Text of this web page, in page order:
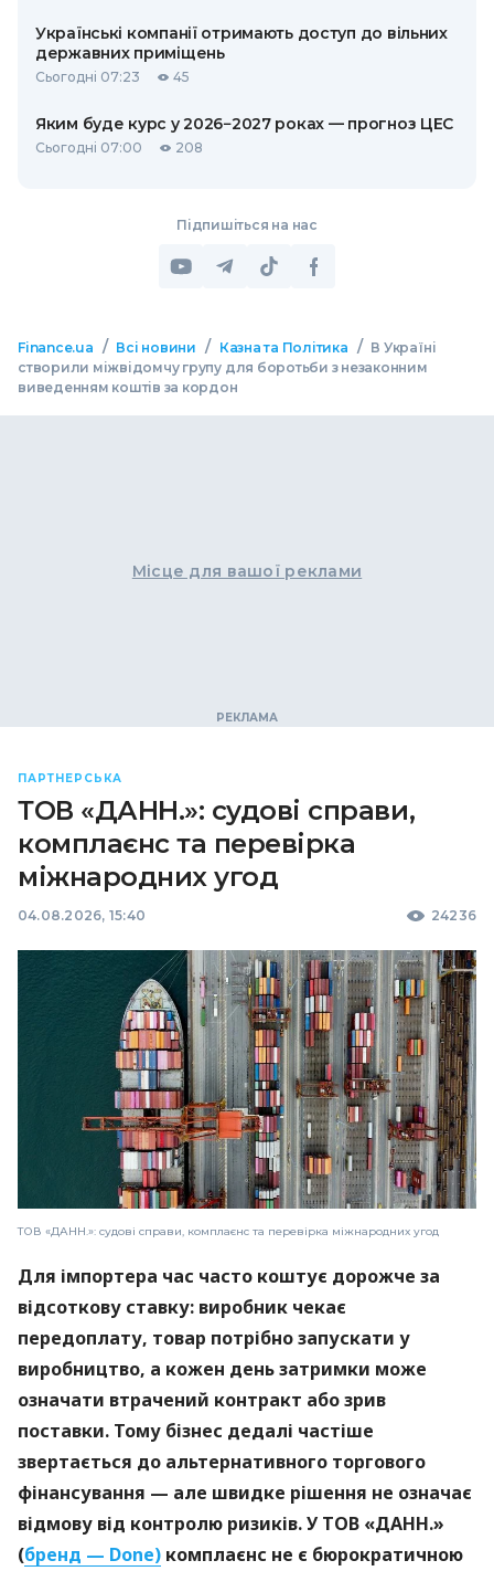
Українські компанії отримають доступ до вільних
державних приміщень
Сьогодні 07:23 45
Яким буде курс у 2026−2027 роках — прогноз ЦЕС
Сьогодні 07:00 208
Підпишіться на нас
Finance.ua / Всі новини / Казна та Політика / В Україні
створили міжвідомчу групу для боротьби з незаконним
виведенням коштів за кордон
Місце для вашої реклами
ПАРТНЕРСЬКА
ТОВ «ДАНН.»: судові справи,
комплаєнс та перевірка
міжнародних угод
04.08.2026, 15:40 24236
ТОВ «ДАНН.»: судові справи, комплаєнс та перевірка міжнародних угод
Для імпортера час часто коштує дорожче за
відсоткову ставку: виробник чекає
передоплату, товар потрібно запускати у
виробництво, а кожен день затримки може
означати втрачений контракт або зрив
поставки. Тому бізнес дедалі частіше
звертається до альтернативного торгового
фінансування — але швидке рішення не означає
відмову від контролю ризиків. У ТОВ «ДАНН.»
(бренд — Done) комплаєнс не є бюрократичною